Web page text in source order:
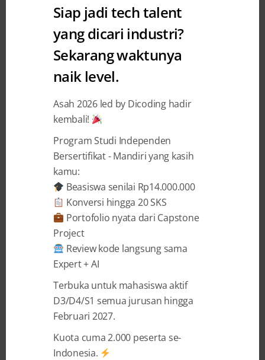
Android Module #5 : Android
Layout
Sidiq Permana
BAGIKAN
Halo rekan-rekan developer !
Panduan membuat aplikasi android, telah
kami susun secara komprehensif di Kelas
Menjadi Android Developer Expert pada
berikuthttps://www.dicoding.com/academies/14
Siap jadi tech talent
yang dicari industri?
Sekarang waktunya
naik level.
Asah 2026 led by Dicoding hadir
kembali!
Program Studi Independen
Bersertifikat - Mandiri yang kasih
kamu:
Beasiswa senilai Rp14.000.000
Konversi hingga 20 SKS
Portofolio nyata dari Capstone
Project
Review kode langsung sama
Expert + AI
Terbuka untuk mahasiswa aktif
D3/D4/S1 semua jurusan hingga
Februari 2027.
Kuota cuma 2.000 peserta se-
Indonesia.